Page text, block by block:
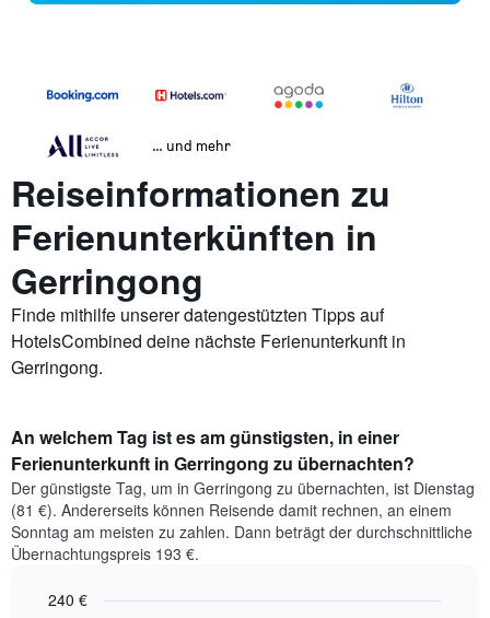
… und mehr
Reiseinformationen zu
Ferienunterkünften in
Gerringong
Finde mithilfe unserer datengestützten Tipps auf
HotelsCombined deine nächste Ferienunterkunft in
Gerringong.
An welchem Tag ist es am günstigsten, in einer
Ferienunterkunft in Gerringong zu übernachten?
Der günstigste Tag, um in Gerringong zu übernachten, ist Dienstag
(81 €). Andererseits können Reisende damit rechnen, an einem
Sonntag am meisten zu zahlen. Dann beträgt der durchschnittliche
Übernachtungspreis 193 €.
240 €